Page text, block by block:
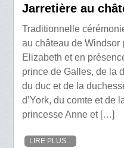
Jarretière au
Traditionnelle
au château de Windsor
Elizabeth et en
prince de Galles, de la
du duc et de la
d’York, du comte et de
princesse Anne et […]
LIRE PLUS...